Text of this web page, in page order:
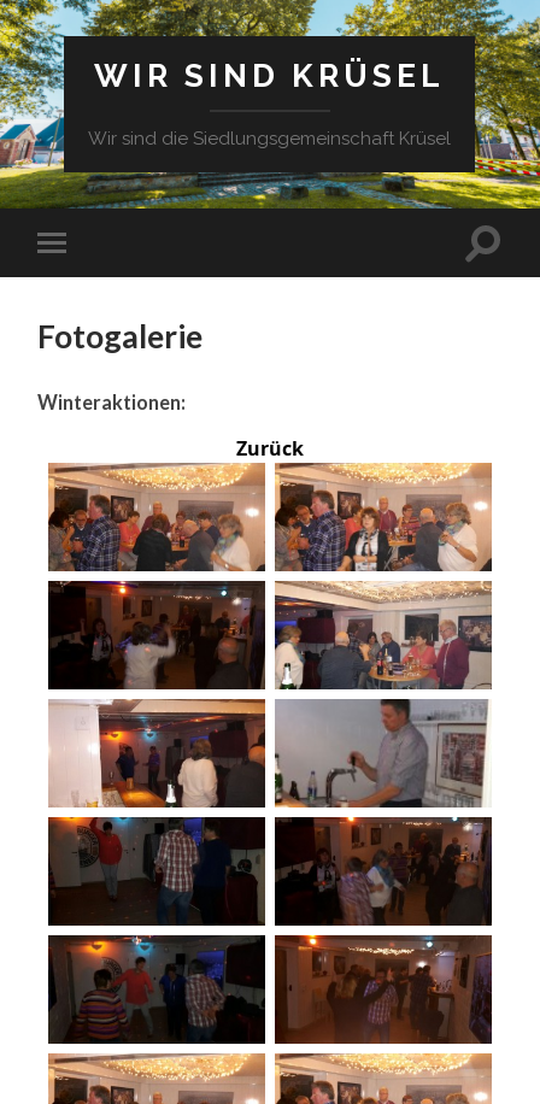
WIR SIND KRÜSEL
Wir sind die Siedlungsgemeinschaft Krüsel
Fotogalerie
Winteraktionen:
Zurück